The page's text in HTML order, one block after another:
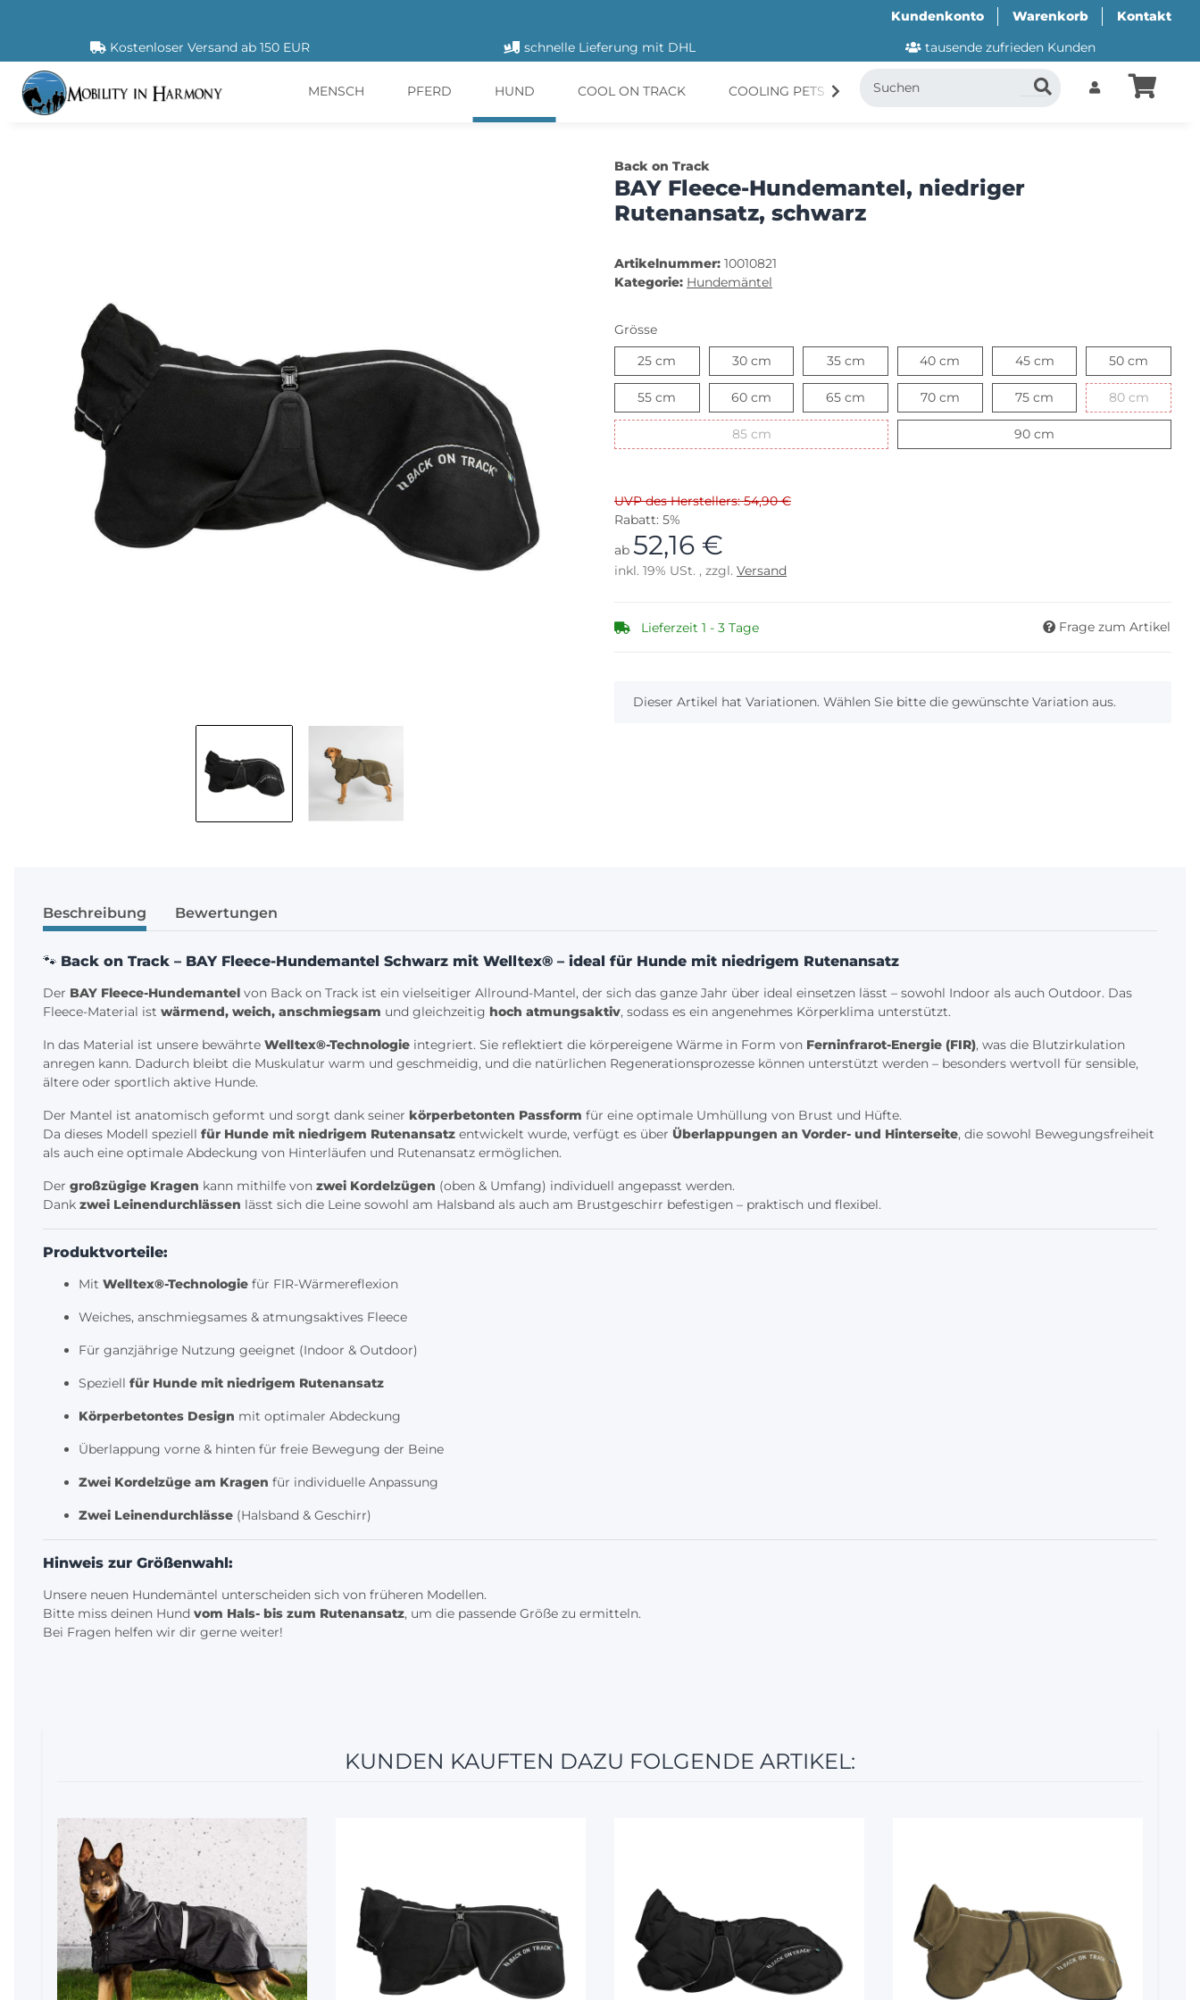
Kundenkonto Warenkorb
Kontakt
Kostenloser Versand ab 150 EUR
schnelle Lieferung mit DHL tausende zufrieden Kunden
MENSCH PFERD HUND COOL ON TRACK COOLING PETS CANI.COOL SUITICAL
Back on Track
BAY Fleece-Hundemantel, niedriger
Rutenansatz, schwarz
Artikelnummer: 10010821
Kategorie: Hundemäntel
Grösse
25 cm
30 cm30 cm 35 cm35 cm 40 cm 45 cm45 cm 50 cm
55 cm 60 cm 65 cm 70 cm70 cm 75 cm 75 cm 80 cm80 cm
85 cm85 cm 90 cm
UVP des Herstellers: 54,90 €
Rabatt: 5%
ab 52,16 €
inkl. 19% USt. , zzgl. Versand
Lieferzeit 1 - 3 Tage Frage zum Artikel
x
Dieser Artikel hat Variationen. Wählen Sie bitte die gewünschte Variation aus.
Beschreibung Bewertungen
🐾 Back on Track – BAY Fleece-Hundemantel Schwarz mit Welltex® – ideal für Hunde mit niedrigem Rutenansatz
Der BAY Fleece-Hundemantel von Back on Track ist ein vielseitiger Allround-Mantel, der sich das ganze Jahr über ideal einsetzen lässt – sowohl Indoor als auch Outdoor. Das
Fleece-Material ist wärmend, weich, anschmiegsam und gleichzeitig hoch atmungsaktiv, sodass es ein angenehmes Körperklima unterstützt.
In das Material ist unsere bewährte Welltex®-Technologie integriert. Sie reflektiert die körpereigene Wärme in Form von Ferninfrarot-Energie (FIR), was die Blutzirkulation
anregen kann. Dadurch bleibt die Muskulatur warm und geschmeidig, und die natürlichen Regenerationsprozesse können unterstützt werden – besonders wertvoll für sensible,
ältere oder sportlich aktive Hunde.
Der Mantel ist anatomisch geformt und sorgt dank seiner körperbetonten Passform für eine optimale Umhüllung von Brust und Hüfte.
Da dieses Modell speziell für Hunde mit niedrigem Rutenansatz entwickelt wurde, verfügt es über Überlappungen an Vorder- und Hinterseite, die sowohl Bewegungsfreiheit
als auch eine optimale Abdeckung von Hinterläufen und Rutenansatz ermöglichen.
Der großzügige Kragen kann mithilfe von zwei Kordelzügen (oben & Umfang) individuell angepasst werden.
Dank zwei Leinendurchlässen lässt sich die Leine sowohl am Halsband als auch am Brustgeschirr befestigen – praktisch und flexibel.
Produktvorteile:
Mit Welltex®-Technologie für FIR-Wärmereflexion
Weiches, anschmiegsames & atmungsaktives Fleece
Für ganzjährige Nutzung geeignet (Indoor & Outdoor)
Speziell für Hunde mit niedrigem Rutenansatz
Körperbetontes Design mit optimaler Abdeckung
Überlappung vorne & hinten für freie Bewegung der Beine
Zwei Kordelzüge am Kragen für individuelle Anpassung
Zwei Leinendurchlässe (Halsband & Geschirr)
Hinweis zur Größenwahl:
Unsere neuen Hundemäntel unterscheiden sich von früheren Modellen.
Bitte miss deinen Hund vom Hals- bis zum Rutenansatz, um die passende Größe zu ermitteln.
Bei Fragen helfen wir dir gerne weiter!
KUNDEN KAUFTEN DAZU FOLGENDE ARTIKEL:
5%